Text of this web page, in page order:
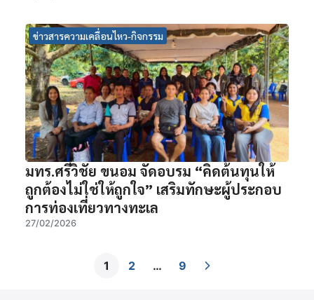
ข่าวสารความเคลื่อนไหว-กิจกรรม
มทร.ศรีวิชัย ขนอม จัดอบรม “คิดต้นทุนให้
ถูกต้องไม่ใช่ให้ถูกใจ” เสริมทักษะผู้ประกอบ
การท่องเที่ยวทางทะเล
27/02/2026
1 2 … 9